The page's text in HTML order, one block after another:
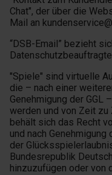
Chat", der über die
Mail an
“DSB-Email” bezieht
"Spiele" sind virtuelle
die – nach einer
Genehmigung der GGL
werden und von Zeit
behält sich das Recht
und nach
der
Bundesrepublik
hinzuzufügen oder von